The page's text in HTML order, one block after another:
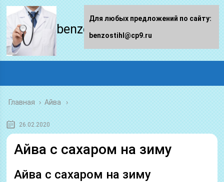
benzostihl.ru
Главная › Айва
26.02.2020
Айва с сахаром на зиму
Айва с сахаром на зиму
Для любых предложений по сайту:
benzostihl@cp9.ru